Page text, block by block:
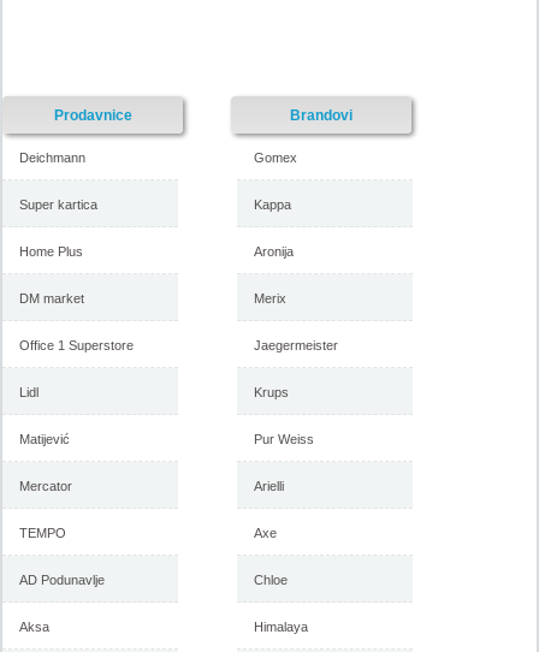
Prodavnice
Deichmann
Super kartica
Home Plus
DM market
Office 1 Superstore
Lidl
Matijević
Mercator
TEMPO
AD Podunavlje
Aksa
Brandovi
Gomex
Kappa
Aronija
Merix
Jaegermeister
Krups
Pur Weiss
Arielli
Axe
Chloe
Himalaya